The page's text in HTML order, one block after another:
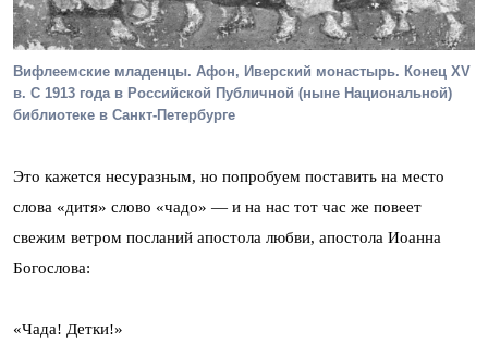
Вифлеемские младенцы. Афон, Иверский монастырь. Конец XV
в. C 1913 года в Российской Публичной (ныне Национальной)
библиотеке в Санкт-Петербурге
Это кажется несуразным, но попробуем поставить на место
слова «дитя» слово «чадо» — и на нас тот час же повеет
свежим ветром посланий апостола любви, апостола Иоанна
Богослова:
«Чада! Детки!»